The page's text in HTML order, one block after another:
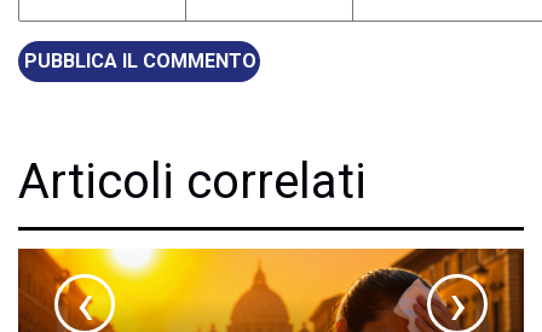
Articoli correlati
‹ ›